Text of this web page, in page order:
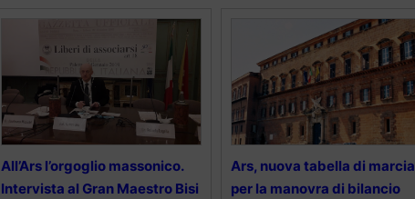
All’Ars l’orgoglio massonico.
Intervista al Gran Maestro Bisi
Ars, nuova tabella di marcia
per la manovra di bilancio